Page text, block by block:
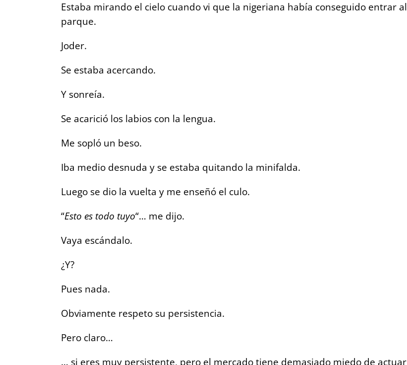
Estaba mirando el cielo cuando vi que la nigeriana había conseguido entrar al
parque.
Joder.
Se estaba acercando.
Y sonreía.
Se acarició los labios con la lengua.
Me sopló un beso.
Iba medio desnuda y se estaba quitando la minifalda.
Luego se dio la vuelta y me enseñó el culo.
“Esto es todo tuyo“… me dijo.
Vaya escándalo.
¿Y?
Pues nada.
Obviamente respeto su persistencia.
Pero claro…
… si eres muy persistente, pero el mercado tiene demasiado miedo de actuar